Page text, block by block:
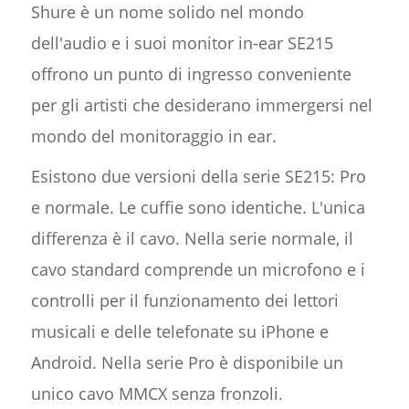
Shure è un nome solido nel mondo
dell'audio e i suoi monitor in-ear SE215
offrono un punto di ingresso conveniente
per gli artisti che desiderano immergersi nel
mondo del monitoraggio in ear.
Esistono due versioni della serie SE215: Pro
e normale. Le cuffie sono identiche. L'unica
differenza è il cavo. Nella serie normale, il
cavo standard comprende un microfono e i
controlli per il funzionamento dei lettori
musicali e delle telefonate su iPhone e
Android. Nella serie Pro è disponibile un
unico cavo MMCX senza fronzoli.